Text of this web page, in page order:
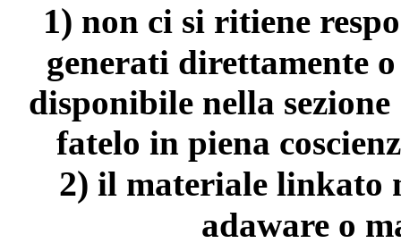
1) non ci si ritiene
generati direttamente
disponibile nella
fatelo in piena
2) il materiale linkato
adaware o